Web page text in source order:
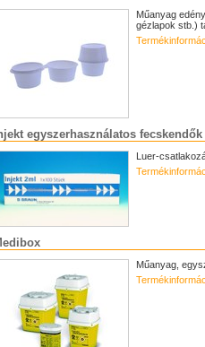
Műanyag
gézlapok stb.)
egyszerhasználatos fecskendők
Luer-
Műanyag,